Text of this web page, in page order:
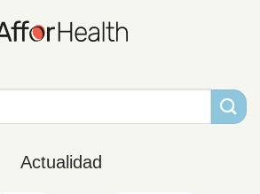
Actualidad